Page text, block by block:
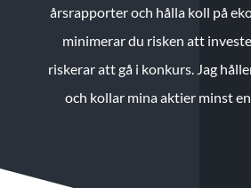
årsrapporter och hålla koll på
minimerar du risken att
riskerar att gå i konkurs. Jag
och kollar mina aktier minst